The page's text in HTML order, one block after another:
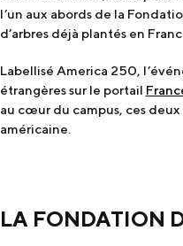
l’un aux abords de la
d’arbres déjà plantés en
Labellisé America 250,
étrangères sur le portail
au cœur du campus, ces
américaine.
LA FONDATION